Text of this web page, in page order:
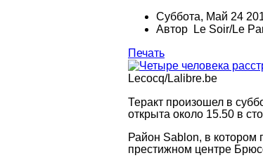
Суббота, Май 24
Автор Le Soir/Le
Печать
Lecocq/Lalibre.be
Теракт произошел в
открыта около 15.50 в
Район Sablon, в котором
престижном центре